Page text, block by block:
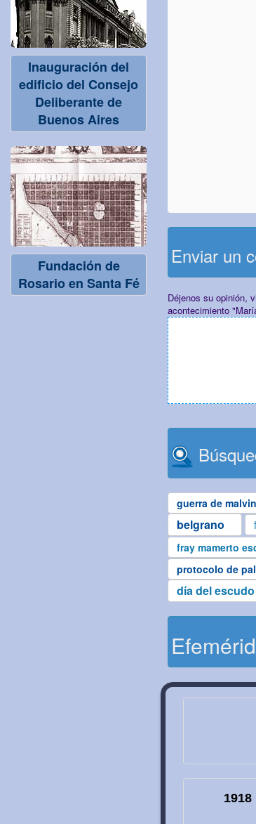
Inauguración del
edificio del Consejo
Deliberante de
Buenos Aires
Fundación de
Rosario en Santa Fé
Enviar un
Déjenos su opinión,
acontecimiento
guerra de
belgrano
fray mamerto
protocolo de
día del
1918